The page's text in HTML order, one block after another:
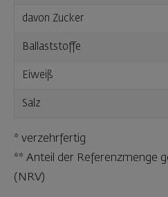
davon Zucker
Ballaststoffe
Eiweiß
Salz
* verzehrfertig
** Anteil der Referenzmenge
(NRV)